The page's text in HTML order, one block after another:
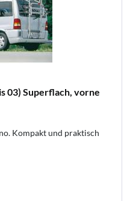
03) Superflach, vorne
Kompakt und praktisch